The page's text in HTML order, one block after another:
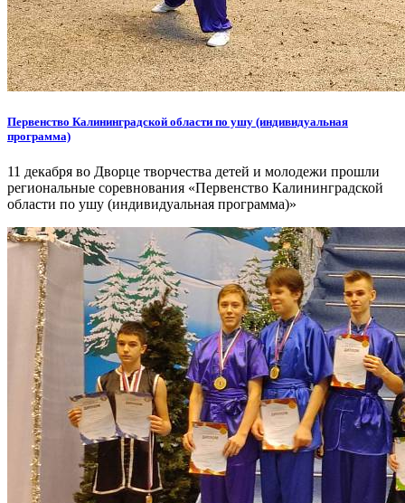
Первенство Калининградской области по ушу (индивидуальная
программа)
11 декабря во Дворце творчества детей и молодежи прошли
региональные соревнования «Первенство Калининградской
области по ушу (индивидуальная программа)»